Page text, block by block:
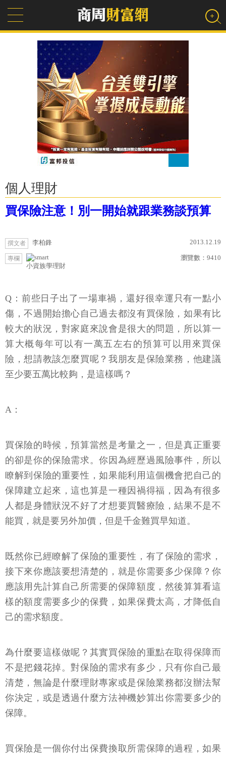
個人理財
買保險注意！別一開始就跟業務談預算
撰文者 李柏鋒 2013.12.19
專欄
小資族學理財
瀏覽數： 9410
Q：前些日子出了一場車禍，還好很幸運只有一點小
傷，不過開始擔心自己過去都沒有買保險，如果有比
較大的狀況，對家庭來說會是很大的問題，所以算一
算大概每年可以有一萬五左右的預算可以用來買保
險，想請教該怎麼買呢？我朋友是保險業務，他建議
至少要五萬比較夠，是這樣嗎？
A：
買保險的時候，預算當然是考量之一，但是真正重要
的卻是你的保險需求。你因為經歷過風險事件，所以
瞭解到保險的重要性，如果能利用這個機會把自己的
保障建立起來，這也算是一種因禍得福，因為有很多
人都是身體狀況不好了才想要買醫療險，結果不是不
能買，就是要另外加價，但是千金難買早知道。
既然你已經瞭解了保險的重要性，有了保險的需求，
接下來你應該要想清楚的，就是你需要多少保障？你
應該用先計算自己所需要的保障額度，然後算算看這
樣的額度需要多少的保費，如果保費太高，才降低自
己的需求額度。
為什麼要這樣做呢？其實買保險的重點在取得保障而
不是把錢花掉。對保險的需求有多少，只有你自己最
清楚，無論是什麼理財專家或是保險業務都沒辦法幫
你決定，或是透過什麼方法神機妙算出你需要多少的
保障。
買保險是一個你付出保費換取所需保障的過程，如果